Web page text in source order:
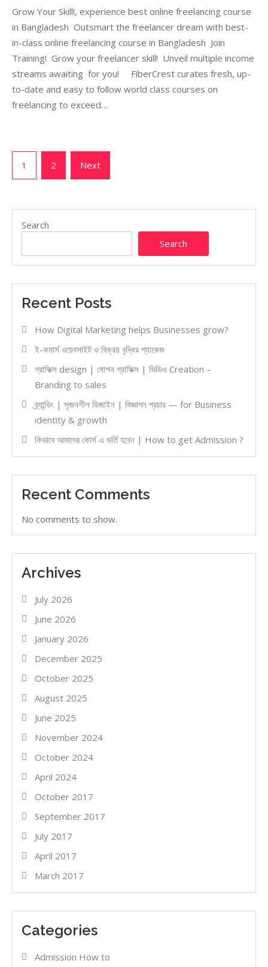
Grow Your Skill!, experience best online freelancing course
in Bangladesh Outsmart the freelancer dream with best-
in-class online freelancing course in Bangladesh Join
Training! Grow your freelancer skill! Unveil multiple income
streams awaiting for you! FiberCrest curates fresh, up-
to-date and easy to follow world class courses on
freelancing to exceed…
Posts
pagination
1 2 Next
Search
Search
Recent Posts
How Digital Marketing helps Businesses grow?
ই-কমার্স ওয়েবসাইট ও বিক্রয় বৃদ্ধির প্যাকেজ
গ্রাফিক্স design | মোশন গ্রাফিক্স | ভিডিও Creation –
Branding to sales
ব্র্যান্ডিং | সৃজনশীল ডিজাইন | বিজ্ঞাপন প্রচার — for Business
identity & growth
কিভাবে আমাদের কোর্স এ ভর্তি হবেন | How to get Admission ?
Recent Comments
No comments to show.
Archives
July 2026
June 2026
January 2026
December 2025
October 2025
August 2025
June 2025
November 2024
October 2024
April 2024
October 2017
September 2017
July 2017
April 2017
March 2017
Categories
Admission How to